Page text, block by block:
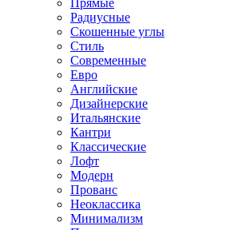
Прямые
Радиусные
Скошенные углы
Стиль
Современные
Евро
Английские
Дизайнерские
Итальянские
Кантри
Классические
Лофт
Модерн
Прованс
Неоклассика
Минимализм